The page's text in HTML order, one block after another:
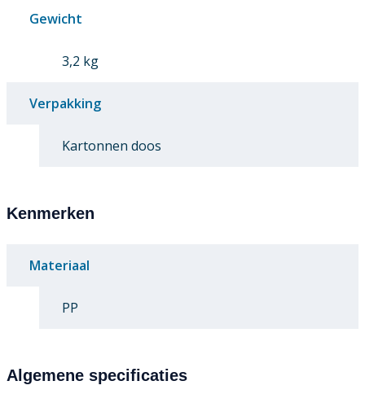
Gewicht
3,2 kg
Verpakking
Kartonnen doos
Kenmerken
Materiaal
PP
Algemene specificaties